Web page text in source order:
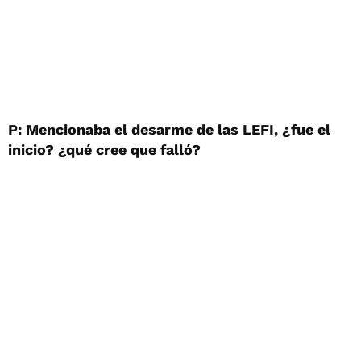
P: Mencionaba el desarme de las LEFI, ¿fue el
inicio? ¿qué cree que falló?